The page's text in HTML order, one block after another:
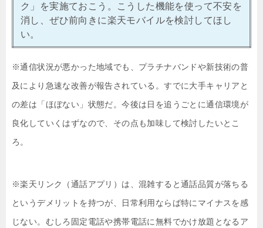
ク」を実施ておこう。こうした機能を使って不安を
消し、ぜひ前向きに楽天モバイルを検討してほし
い。
※通信状況が悪かった地域でも、プラチナバンドや新技術の普
及により急速な改善が報告されている。すでに大手キャリアと
の差は「ほぼない」状態だ。今後は日を追うごとに通信環境が
良化していくはずなので、その点も加味して検討したいとこ
ろ。
※楽天リンク（通話アプリ）は、混雑すると通話品質が落ちる
というデメリットを持つが、日常利用ならば特にマイナスを感
じない。むしろ固定電話や携帯電話に無料でかけ放題となるア